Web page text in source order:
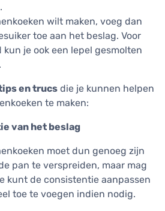
wilt maken, voeg dan
toe aan het beslag. Voor
je ook een lepel gesmolten
en trucs die je kunnen helpen
te maken:
van het beslag
moet dun genoeg zijn
pan te verspreiden, maar mag
kunt de consistentie aanpassen
toe te voegen indien nodig.